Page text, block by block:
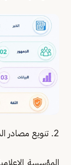
2. تنويع مصادر الدخل
المؤسسة